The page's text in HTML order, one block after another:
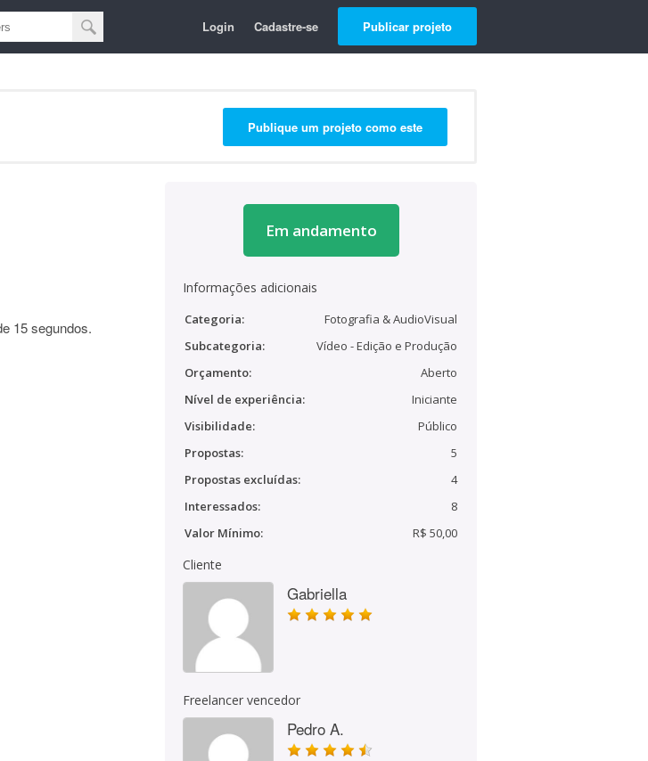
Login Cadastre-se Publicar projeto
Publique um projeto como este
15 segundos.
Em andamento
Informações adicionais
Categoria:
Fotografia & AudioVisual
Subcategoria:
Vídeo - Edição e Produção
Orçamento:
Aberto
Nível de experiência:
Iniciante
Visibilidade:
Público
Propostas:
5
Propostas excluídas:
4
Interessados:
8
Valor Mínimo:
R$ 50,00
Cliente
Gabriella
Freelancer vencedor
Pedro A.